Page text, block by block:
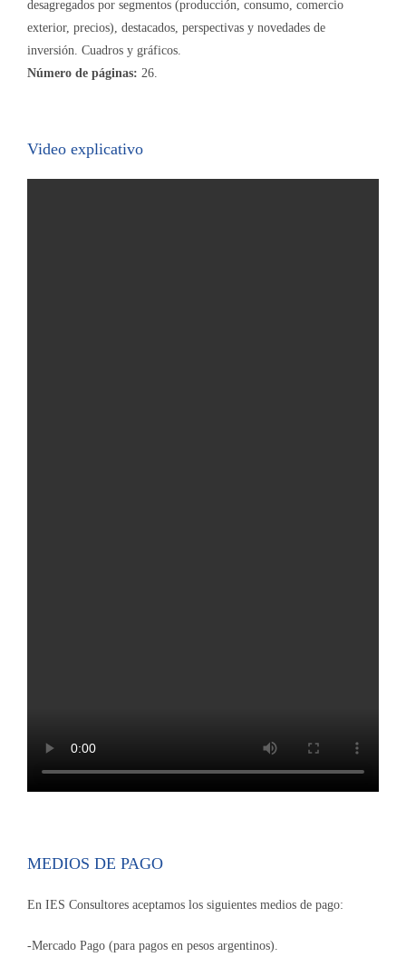
desagregados por segmentos (producción, consumo, comercio
exterior, precios), destacados, perspectivas y novedades de
inversión. Cuadros y gráficos.
Número de páginas: 26.
Video explicativo
MEDIOS DE PAGO
En IES Consultores aceptamos los siguientes medios de pago:
-Mercado Pago (para pagos en pesos argentinos).